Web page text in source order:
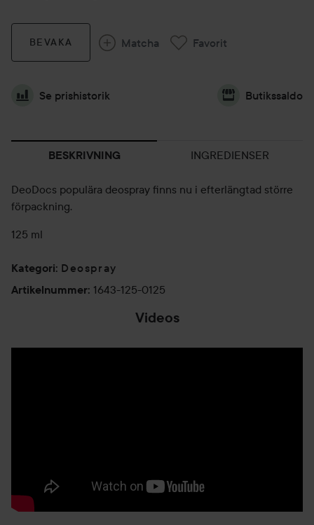
BEVAKA Matcha Favorit
Se prishistorik Butikssaldo
BESKRIVNING INGREDIENSER
DeoDocs populära deospray finns nu i efterlängtad större
förpackning.
125 ml
Kategori: Deospray
Artikelnummer: 1643-125-0125
Videos